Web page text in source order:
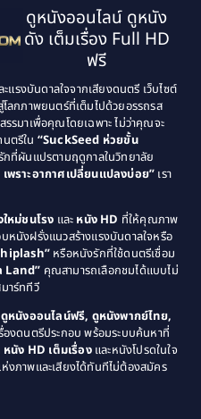
(134)
าสสิก(21)
าสสิก(25)
ลก(46)
ก(515)
าวพ้นวัย(1)
Age(3)
(1)
รรม(78)
1994
1992
1988
1986
1984
1982
1978
1975
1970
1968
1963
ดูหนังออนไลน์ ดูหนัง
ดัง เต็มเรื่อง Full HD
ฟรี
รงบันดาลใจจากเสียงดนตรี เว็บไซต์
ลกภาพยนตร์ที่เต็มไปด้วยอรรถรส
รมาเพื่อคุณโดยเฉพาะ ไม่ว่าคุณจะ
ตรีใน “SuckSeed ห่วยขั้น
ที่ผันแปรตามฤดูกาลในวิทยาลัย
พราะอากาศเปลี่ยนแปลงบ่อย” เรา
หม่ชนโรง และ หนัง HD ที่ให้คุณภาพ
หนังฝรั่งแนวสร้างแรงบันดาลใจหรือ
หรือหนังรักที่ใช้ดนตรีเชื่อม
Land” คุณสามารถเลือกชมได้แบบไม่
าร์ททีวี
ดูหนังออนไลน์ฟรี, ดูหนังพากย์ไทย,
องดนตรีประกอบ พร้อมระบบค้นหาที่
นัง HD เต็มเรื่องและหนังโปรดในใจ
ภาพและเสียงได้ทันทีไม่ต้องสมัคร